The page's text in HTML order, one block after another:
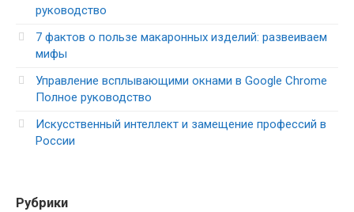
руководство
7 фактов о пользе макаронных изделий: развеиваем
мифы
Управление всплывающими окнами в Google Chrome
Полное руководство
Искусственный интеллект и замещение профессий в
России
Рубрики